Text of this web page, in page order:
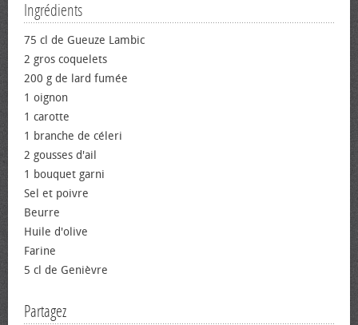
Ingrédients
75 cl de Gueuze Lambic
2 gros coquelets
200 g de lard fumée
1 oignon
1 carotte
1 branche de céleri
2 gousses d'ail
1 bouquet garni
Sel et poivre
Beurre
Huile d'olive
Farine
5 cl de Genièvre
Partagez